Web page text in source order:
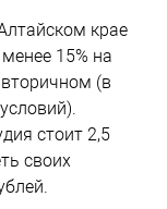
крае
15% на
(в
стоит 2,5
своих